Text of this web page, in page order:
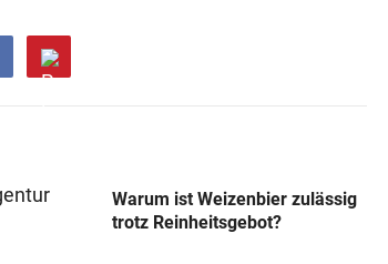
Warum ist Weizenbier zulässig
trotz Reinheitsgebot?